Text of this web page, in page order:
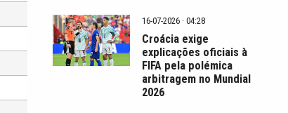
16-07-2026 · 04:28
Croácia exige
explicações oficiais à
FIFA pela polémica
arbitragem no Mundial
2026